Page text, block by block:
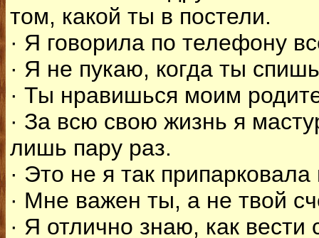
том, какой ты в постели.
· Я говорила по телефону
· Я не пукаю, когда ты
· Ты нравишься моим
· За всю свою жизнь я
лишь пару раз.
· Это не я так
· Мне важен ты, а не твой
· Я отлично знаю, как вести